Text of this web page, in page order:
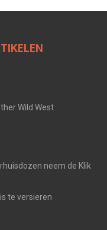
Wild West
neem de Klik
te versieren